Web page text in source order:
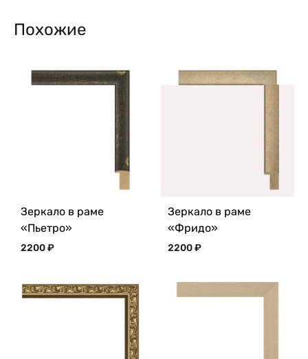
Похожие
Зеркало в раме
«Пьетро»
2200₽
Зеркало в раме
«Фридо»
2200₽